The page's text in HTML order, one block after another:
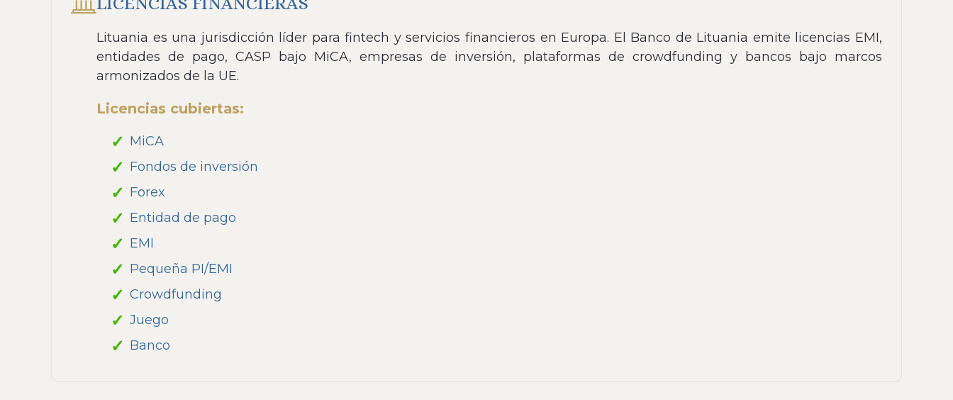
Lituania es una jurisdicción líder para fintech y servicios financieros en Europa. El Banco de Lituania emite licencias EMI,
entidades de pago, CASP bajo MiCA, empresas de inversión, plataformas de crowdfunding y bancos bajo marcos
armonizados de la UE.
Licencias cubiertas:
MiCA
Fondos de inversión
Forex
Entidad de pago
EMI
Pequeña PI/EMI
Crowdfunding
Juego
Banco